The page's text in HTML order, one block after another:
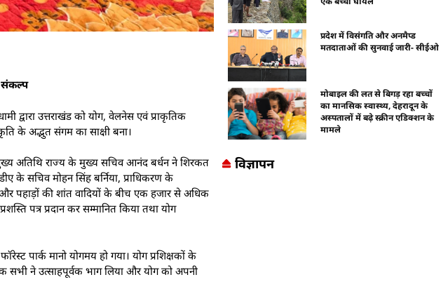
संकल्प
द्वारा उत्तराखंड को योग, वेलनेस एवं प्राकृतिक
के अद्भुत संगम का साक्षी बना।
मुख्य अतिथि राज्य के मुख्य सचिव आनंद बर्धन ने शिरकत
के सचिव मोहन सिंह बर्निया, प्राधिकरण के
और पहाड़ों की शांत वादियों के बीच एक हजार से अधिक
पत्र प्रदान कर सम्मानित किया तथा योग
पार्क मानो योगमय हो गया। योग प्रशिक्षकों के
सभी ने उत्साहपूर्वक भाग लिया और योग को अपनी
प्रदेश में विसंगति और अनमैप्ड
मतदाताओं की सुनवाई जारी- सीईओ
मोबाइल की लत से बिगड़ रहा बच्चों
का मानसिक स्वास्थ्य, देहरादून के
अस्पतालों में बढ़े स्क्रीन एडिक्शन के
मामले
विज्ञापन